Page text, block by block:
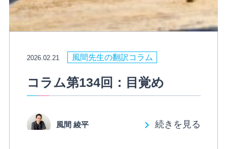
2026.02.21 風間先生の翻訳コラム
コラム第134回：目覚め
風間 綾平 続きを見る